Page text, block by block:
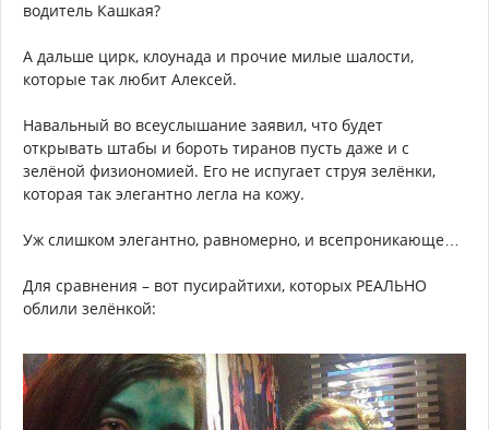
водитель Кашкая?
А дальше цирк, клоунада и прочие милые шалости,
которые так любит Алексей.
Навальный во всеуслышание заявил, что будет
открывать штабы и бороть тиранов пусть даже и с
зелёной физиономией. Его не испугает струя зелёнки,
которая так элегантно легла на кожу.
Уж слишком элегантно, равномерно, и всепроникающе…
Для сравнения – вот пусирайтихи, которых РЕАЛЬНО
облили зелёнкой: